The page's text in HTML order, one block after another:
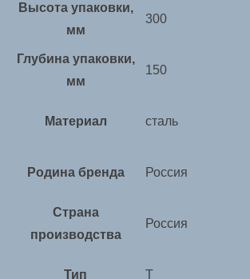
Высота упаковки,
мм
300
Глубина упаковки,
мм
150
Материал сталь
Родина бренда Россия
Страна
производства
Россия
Тип Т